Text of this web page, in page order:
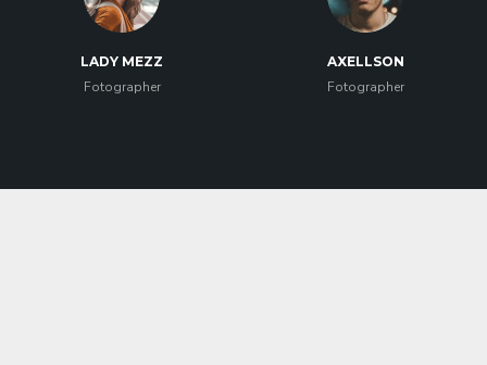
LADY MEZZ
Fotographer
AXELLSON
Fotographer